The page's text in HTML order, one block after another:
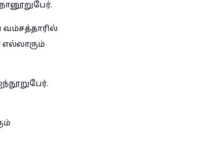
வம்சத்தாரில்
எல்லாரும்